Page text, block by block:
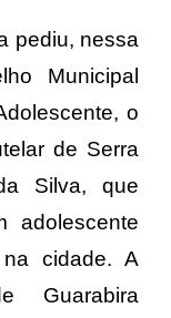
pediu, nessa
Municipal
o
de Serra
Silva, que
adolescente
cidade. A
Guarabira